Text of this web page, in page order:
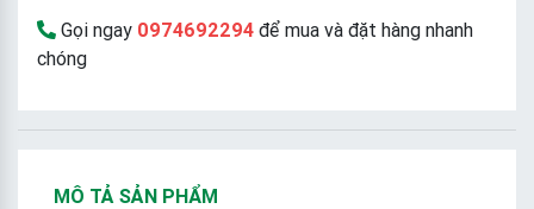
Gọi ngay 0974692294 để mua và đặt hàng nhanh
chóng
MÔ TẢ SẢN PHẨM